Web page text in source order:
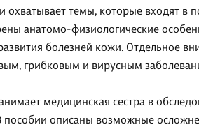
темы, которые входят в
анатомо-физиологические
болезней кожи. Отдельное
грибковым и вирусным
медицинская сестра в
пособии описаны возможные